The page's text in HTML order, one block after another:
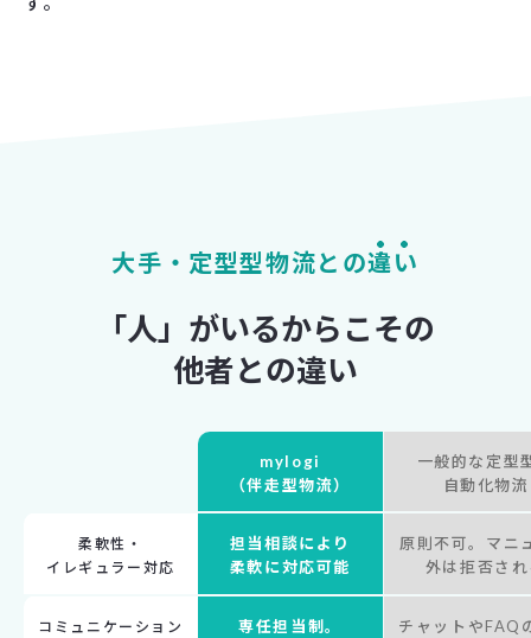
大手・定型型物流との違い
「人」がいるからこその
他者との違い
mylogi
（伴走型物流）
一般的な定型
自動化物流
柔軟性・
イレギュラー対応
担当相談により
柔軟に対応可能
原則不可。マニ
外は拒否さ
コミュニケーション
専任担当制。
チャットやFAQ